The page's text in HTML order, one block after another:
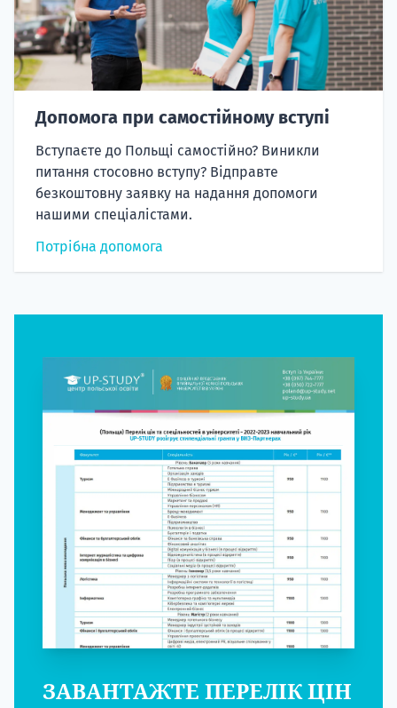
Допомога при самостійному вступі
Вступаєте до Польщі самостійно? Виникли
питання стосовно вступу? Відправте
безкоштовну заявку на надання допомоги
нашими спеціалістами.
Потрібна допомога
ЗАВАНТАЖТЕ ПЕРЕЛІК ЦІН